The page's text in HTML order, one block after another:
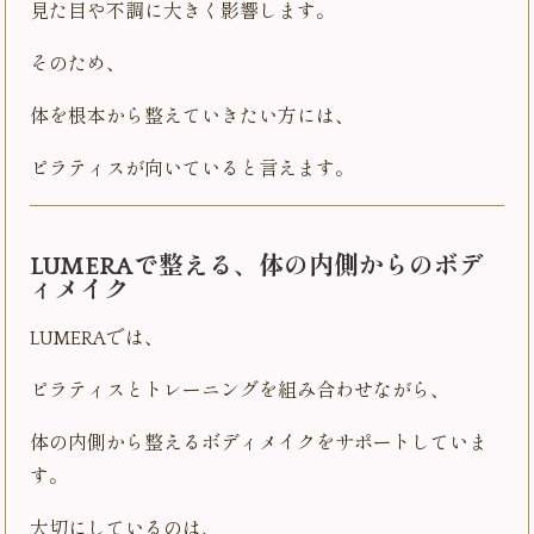
見た目や不調に大きく影響します。
そのため、
体を根本から整えていきたい方には、
ピラティスが向いていると言えます。
LUMERAで整える、体の内側からのボデ
ィメイク
LUMERAでは、
ピラティスとトレーニングを組み合わせながら、
体の内側から整えるボディメイクをサポートしていま
す。
大切にしているのは、